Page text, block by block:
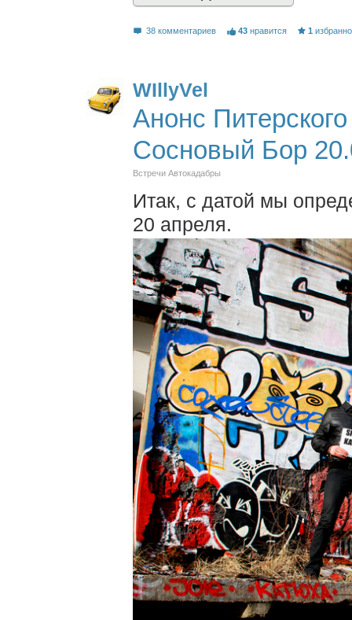
38 комментариев 43 нравится 1
WIllyVel
Анонс
Сосновый Бор
Встречи Автокадабры
Итак, с датой мы
20 апреля.